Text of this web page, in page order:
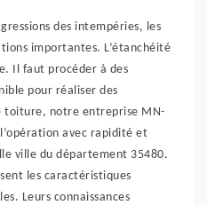
des intempéries, les
importantes. L’étanchéité
Il faut procéder à des
pour réaliser des
toiture, notre entreprise MN-
l’opération avec rapidité et
ville du département 35480.
les caractéristiques
Leurs connaissances